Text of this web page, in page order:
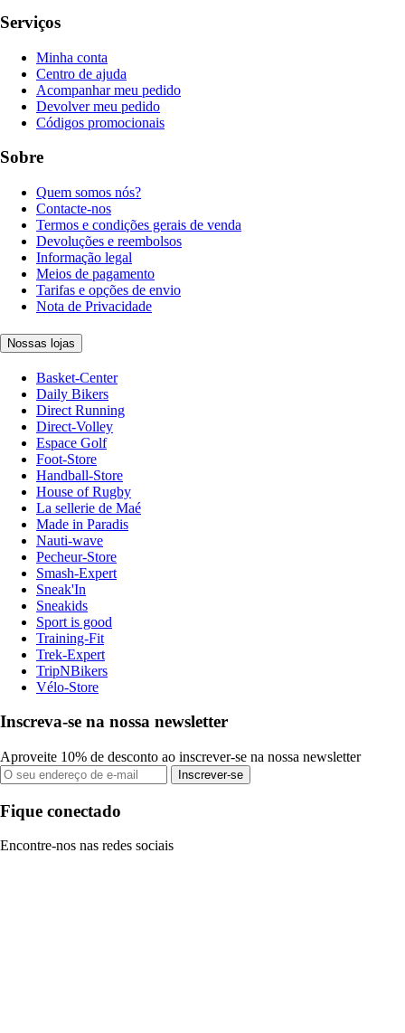
Serviços
Minha conta
Centro de ajuda
Acompanhar meu pedido
Devolver meu pedido
Códigos promocionais
Sobre
Quem somos nós?
Contacte-nos
Termos e condições gerais de venda
Devoluções e reembolsos
Informação legal
Meios de pagamento
Tarifas e opções de envio
Nota de Privacidade
Nossas lojas
Basket-Center
Daily Bikers
Direct Running
Direct-Volley
Espace Golf
Foot-Store
Handball-Store
House of Rugby
La sellerie de Maé
Made in Paradis
Nauti-wave
Pecheur-Store
Smash-Expert
Sneak'In
Sneakids
Sport is good
Training-Fit
Trek-Expert
TripNBikers
Vélo-Store
Inscreva-se na nossa newsletter
Aproveite 10% de desconto ao inscrever-se na nossa newsletter
Inscrever-se
Fique conectado
Encontre-nos nas redes sociais